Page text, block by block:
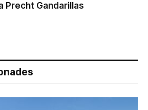
Precht Gandarillas